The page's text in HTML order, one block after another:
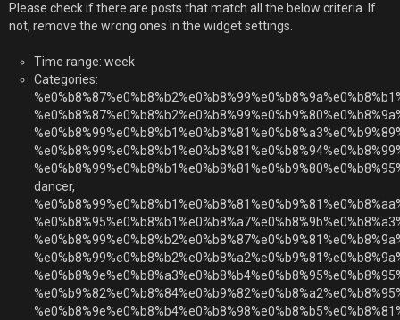
Please check if there are posts that match all the below criteria. If
not, remove the wrong ones in the widget settings.
Time range: week
Categories:
dancer,